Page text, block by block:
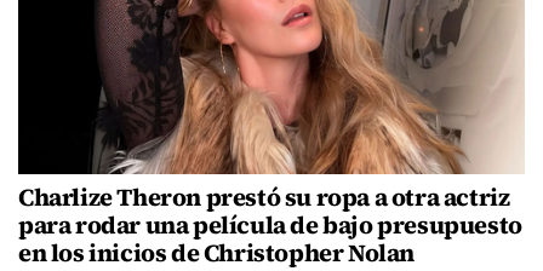
Charlize Theron prestó su ropa a otra actriz
para rodar una película de bajo presupuesto
en los inicios de Christopher Nolan